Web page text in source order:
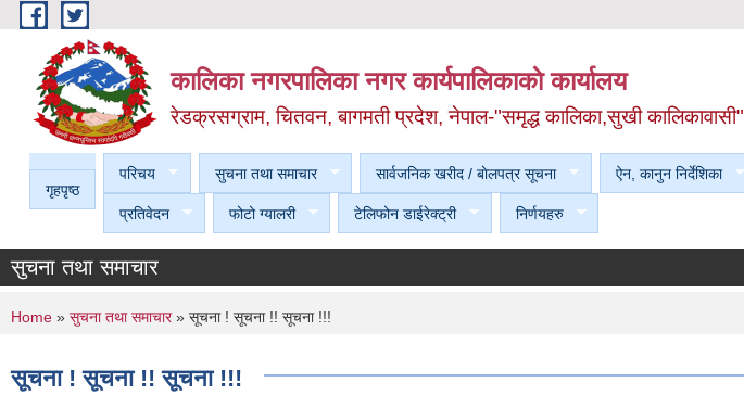
Skip to main content
कालिका नगरपालिका नगर कार्यपालिकाकाे कार्यालय
रेडक्रसग्राम, चितवन, बागमती प्रदेश, नेपाल-"समृद्ध कालिका,सुखी कालिकावासी"
गृहपृष्ठ
परिचय सुचना तथा समाचार सार्वजनिक खरीद / बाेलपत्र सूचना ऐन, कानुन निर्देशिका
प्रतिवेदन फोटो ग्यालरी टेलिफोन डाईरेक्ट्री निर्णयहरु
सुचना तथा समाचार
You are here
Home » सुचना तथा समाचार» सूचना ! सूचना !! सूचना !!!
सूचना ! सूचना !! सूचना !!!